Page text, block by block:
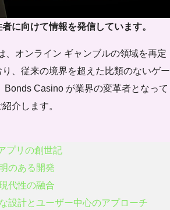
に向けて情報を発信しています。
、オンライン ギャンブルの領域を再定
、従来の境界を超えた比類のないゲー
Bonds Casino が業界の変革者となって
介します。
プリの創世記
のある開発
代性の融合
設計とユーザー中心のアプローチ